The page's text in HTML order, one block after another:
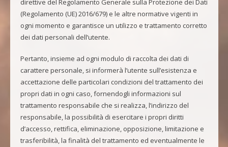
direttive del Regolamento Generale sulla Protezione dei Dati
(Regolamento (UE) 2016/679) e le altre normative vigenti in
ogni momento e garantisce un utilizzo e trattamento corretto
dei dati personali dell’utente.
Pertanto, insieme ad ogni modulo di raccolta dei dati di
carattere personale, si informerà l’utente sull’esistenza e
accettazione delle particolari condizioni del trattamento dei
propri dati in ogni caso, fornendogli informazioni sul
trattamento responsabile che si realizza, l’indirizzo del
responsabile, la possibilità di esercitare i propri diritti
d’accesso, rettifica, eliminazione, opposizione, limitazione e
trasferibilità, la finalità del trattamento ed eventualmente le